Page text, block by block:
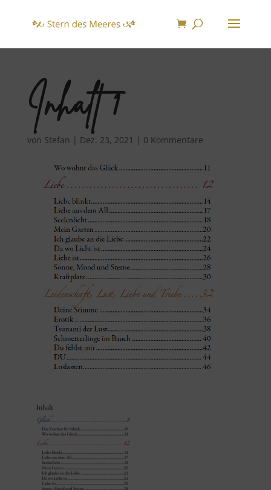
Inhalt 1
von Stefan | Dez. 23, 2021 | 0 Kommentare